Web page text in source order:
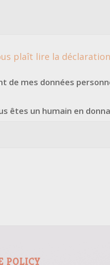
plaît lire la déclaration
de mes données
êtes un humain en
POLICY